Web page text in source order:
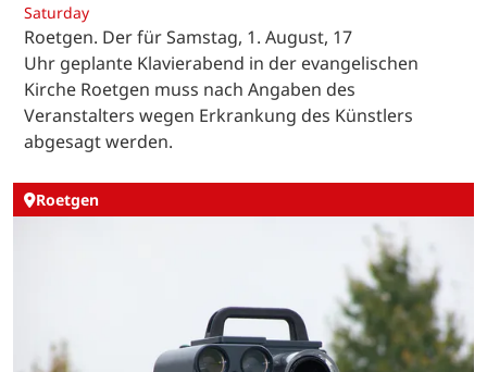
Saturday
Roetgen. Der für Samstag, 1. August, 17
Uhr geplante Klavierabend in der evangelischen
Kirche Roetgen muss nach Angaben des
Veranstalters wegen Erkrankung des Künstlers
abgesagt werden.
Roetgen